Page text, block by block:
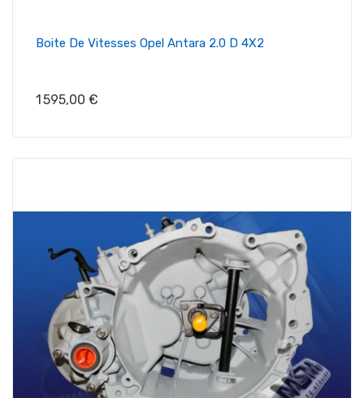
Boite De Vitesses Opel Antara 2.0 D 4X2
Prix
1 595,00 €